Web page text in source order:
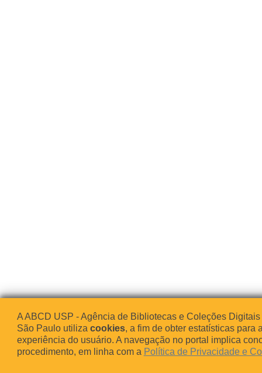
A ABCD USP - Agência de Bibliotecas e Coleções
São Paulo utiliza cookies, a fim de obter estatísticas para
experiência do usuário. A navegação no portal implica
procedimento, em linha com a Política de Privacidade e